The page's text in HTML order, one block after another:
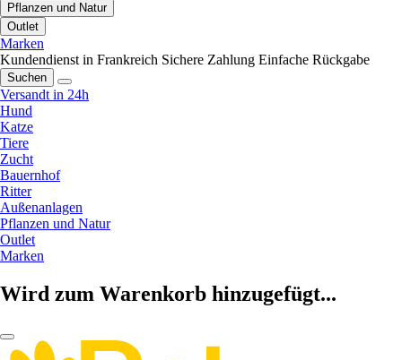
Pflanzen und Natur
Outlet
Marken
Kundendienst in Frankreich Sichere Zahlung Einfache Rückgabe
Suchen
Versandt in 24h
Hund
Katze
Tiere
Zucht
Bauernhof
Ritter
Außenanlagen
Pflanzen und Natur
Outlet
Marken
Wird zum Warenkorb hinzugefügt...